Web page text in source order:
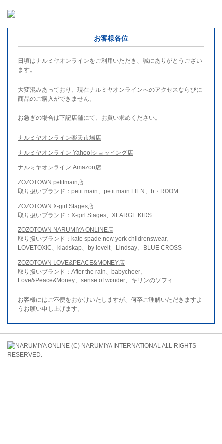
お客様各位
日頃はナルミヤオンラインをご利用いただき、誠にありがとうござい
ます。
大変混みあっており、現在ナルミヤオンラインへのアクセスならびに
商品のご購入ができません。
お急ぎの場合は下記店舗にて、お買い求めください。
ナルミヤオンライン楽天市場店
ナルミヤオンライン Yahoo!ショッピング店
ナルミヤオンライン Amazon店
ZOZOTOWN petitmain店
取り扱いブランド：petit main、petit main LIEN、b・ROOM
ZOZOTOWN X-girl Stages店
取り扱いブランド：X-girl Stages、XLARGE KIDS
ZOZOTOWN NARUMIYA ONLINE店
取り扱いブランド：kate spade new york childrenswear、
LOVETOXIC、kladskap、by loveit、Lindsay、BLUE CROSS
ZOZOTOWN LOVE&PEACE&MONEY店
取り扱いブランド：After the rain、babycheer、
Love&Peace&Money、sense of wonder、キリンのソフィ
お客様にはご不便をおかけいたしますが、何卒ご理解いただきますよ
うお願い申し上げます。